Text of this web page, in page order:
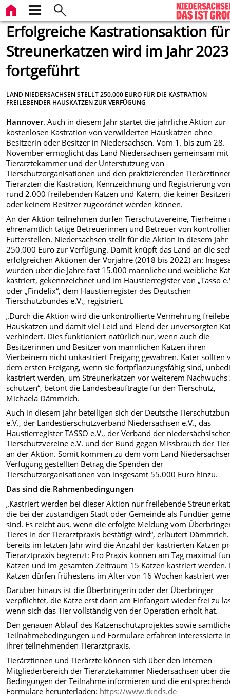
Erfolgreiche Kastrationsaktion für
Streunerkatzen wird im Jahr 2023
fortgeführt
LAND NIEDERSACHSEN STELLT 250.000 EURO FÜR DIE KASTRATION
FREILEBENDER HAUSKATZEN ZUR VERFÜGUNG
Hannover. Auch in diesem Jahr startet die jährliche Aktion zur
kostenlosen Kastration von verwilderten Hauskatzen ohne
Besitzerin oder Besitzer in Niedersachsen. Vom 1. bis zum 28.
November ermöglicht das Land Niedersachsen gemeinsam
Tierärztekammer und der Unterstützung von
Tierschutzorganisationen und den praktizierenden
Tierärzten die Kastration, Kennzeichnung und Registrierung
rund 2.000 freilebenden Katzen und Katern, die keiner
oder keinem Besitzer zugeordnet werden können.
An der Aktion teilnehmen dürfen Tierschutzvereine, Tierheime
ehrenamtlich tätige Betreuerinnen und Betreuer von
Futterstellen. Niedersachsen stellt für die Aktion in diesem Jahr
250.000 Euro zur Verfügung. Damit knüpft das Land an die
erfolgreichen Aktionen der Vorjahre (2018 bis 2022) an:
wurden über die Jahre fast 15.000 männliche und weibliche
kastriert, gekennzeichnet und im Haustierregister von „Tasso
oder „Findefix“, dem Haustierregister des Deutschen
Tierschutzbundes e.V., registriert.
„Durch die Aktion wird die unkontrollierte Vermehrung
Hauskatzen und damit viel Leid und Elend der unversorgten
verhindert. Dies funktioniert natürlich nur, wenn auch die
Besitzerinnen und Besitzer von männlichen Katzen ihren
Vierbeinern nicht unkastriert Freigang gewähren. Kater sollten
dem ersten Freigang, wenn sie fortpflanzungsfähig sind,
kastriert werden, um Streunerkatzen vor weiterem Nachwuchs
schützen“, betont die Landesbeauftragte für den Tierschutz,
Michaela Dämmrich.
Auch in diesem Jahr beteiligen sich der Deutsche
e.V., der Landestierschutzverband Niedersachsen e.V., das
Haustierregister TASSO e.V., der Verband der
Tierschutzvereine e.V. und der Bund gegen Missbrauch der
an der Aktion. Somit kommen zu dem vom Land
Verfügung gestellten Betrag die Spenden der
Tierschutzorganisationen von insgesamt 55.000 Euro hinzu.
Das sind die Rahmenbedingungen
„Kastriert werden bei dieser Aktion nur freilebende
die bei der zuständigen Stadt oder Gemeinde als Fundtier
sind. Es reicht aus, wenn die erfolgte Meldung vom
Tieres in der Tierarztpraxis bestätigt wird“, erläutert
bereits im letzten Jahr wird die Anzahl der kastrierten Katzen
Tierarztpraxis begrenzt: Pro Praxis können am Tag maximal
Katzen und im gesamten Zeitraum 15 Katzen kastriert werden.
Katzen dürfen frühestens im Alter von 16 Wochen kastriert
Darüber hinaus ist die Überbringerin oder der Überbringer
verpflichtet, die Katze erst dann am Einfangort wieder frei zu
wenn sich das Tier vollständig von der Operation erholt hat.
Den genauen Ablauf des Katzenschutzprojektes sowie
Teilnahmebedingungen und Formulare erfahren Interessierte
ihrer teilnehmenden Tierarztpraxis.
Tierärztinnen und Tierärzte können sich über den internen
Mitgliederbereich der Tierärztekammer Niedersachsen über die
Bedingungen der Teilnahme informieren und die
Formulare herunterladen: https://www.tknds.de